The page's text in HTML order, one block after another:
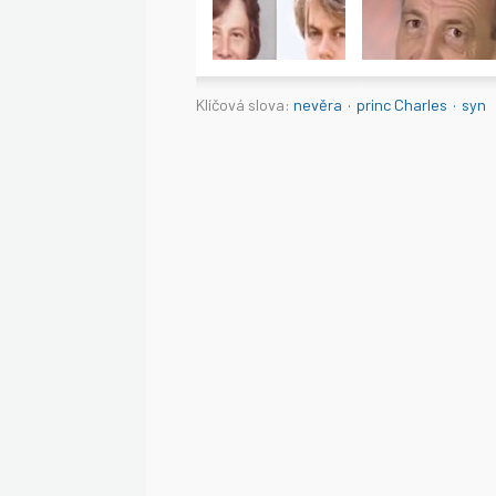
Klíčová slova: nevěra · princ Charles · syn